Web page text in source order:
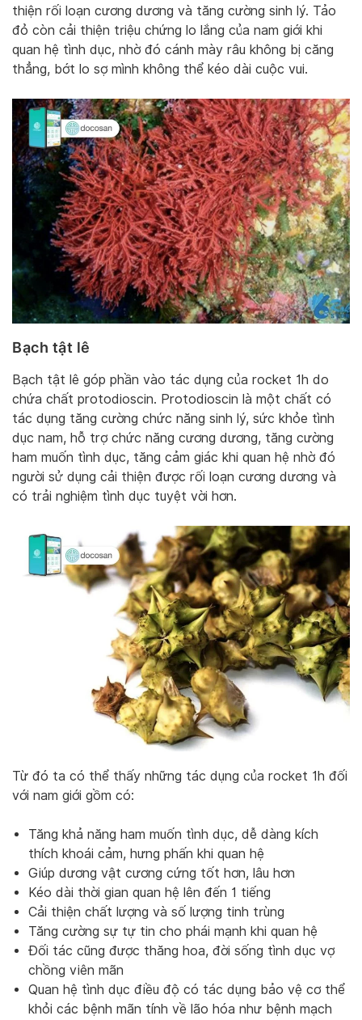
thiện rối loạn cương dương và tăng cường sinh lý. Tảo
đỏ còn cải thiện triệu chứng lo lắng của nam giới khi
quan hệ tình dục, nhờ đó cánh mày râu không bị căng
thẳng, bớt lo sợ mình không thể kéo dài cuộc vui.
Bạch tật lê
Bạch tật lê góp phần vào tác dụng của rocket 1h do
chứa chất protodioscin. Protodioscin là một chất có
tác dụng tăng cường chức năng sinh lý, sức khỏe tình
dục nam, hỗ trợ chức năng cương dương, tăng cường
ham muốn tình dục, tăng cảm giác khi quan hệ nhờ đó
người sử dụng cải thiện được rối loạn cương dương và
có trải nghiệm tình dục tuyệt vời hơn.
Từ đó ta có thể thấy những tác dụng của rocket 1h đối
với nam giới gồm có:
Tăng khả năng ham muốn tình dục, dễ dàng kích
thích khoái cảm, hưng phấn khi quan hệ
Giúp dương vật cương cứng tốt hơn, lâu hơn
Kéo dài thời gian quan hệ lên đến 1 tiếng
Cải thiện chất lượng và số lượng tinh trùng
Tăng cường sự tự tin cho phái mạnh khi quan hệ
Đối tác cũng được thăng hoa, đời sống tình dục vợ
chồng viên mãn
Quan hệ tình dục điều độ có tác dụng bảo vệ cơ thể
khỏi các bệnh mãn tính về lão hóa như bệnh mạch